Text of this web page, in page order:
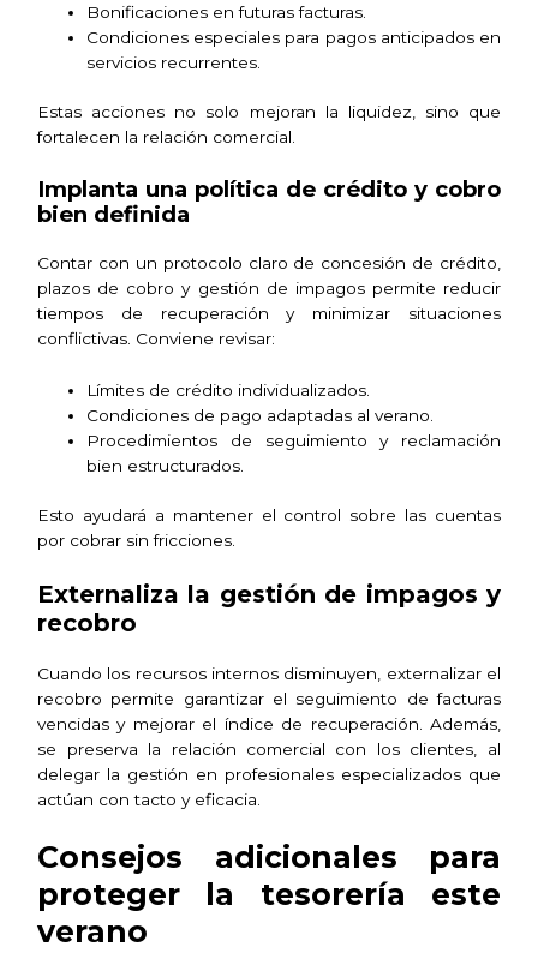
Bonificaciones en futuras facturas.
Condiciones especiales para pagos anticipados en
servicios recurrentes.
Estas acciones no solo mejoran la liquidez, sino que
fortalecen la relación comercial.
Implanta una política de crédito y cobro
bien definida
Contar con un protocolo claro de concesión de crédito,
plazos de cobro y gestión de impagos permite reducir
tiempos de recuperación y minimizar situaciones
conflictivas. Conviene revisar:
Límites de crédito individualizados.
Condiciones de pago adaptadas al verano.
Procedimientos de seguimiento y reclamación
bien estructurados.
Esto ayudará a mantener el control sobre las cuentas
por cobrar sin fricciones.
Externaliza la gestión de impagos y
recobro
Cuando los recursos internos disminuyen, externalizar el
recobro permite garantizar el seguimiento de facturas
vencidas y mejorar el índice de recuperación. Además,
se preserva la relación comercial con los clientes, al
delegar la gestión en profesionales especializados que
actúan con tacto y eficacia.
Consejos adicionales para
proteger la tesorería este
verano